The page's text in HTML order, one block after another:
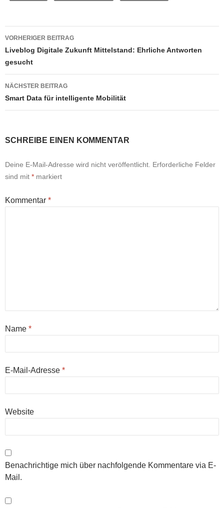
Beitragsnavigation
VORHERIGER BEITRAG
Liveblog Digitale Zukunft Mittelstand: Ehrliche Antworten
gesucht
NÄCHSTER BEITRAG
Smart Data für intelligente Mobilität
SCHREIBE EINEN KOMMENTAR
Deine E-Mail-Adresse wird nicht veröffentlicht. Erforderliche Felder
sind mit * markiert
Kommentar *
Name *
E-Mail-Adresse *
Website
Benachrichtige mich über nachfolgende Kommentare via E-
Mail.